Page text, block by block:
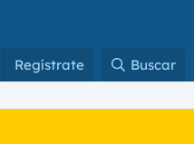
Regístrate Buscar